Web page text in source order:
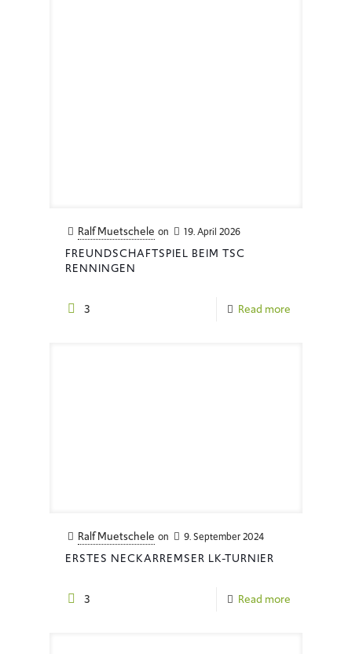
Ralf Muetschele on 19. April 2026
FREUNDSCHAFTSPIEL BEIM TSC
RENNINGEN
3 Read more
Ralf Muetschele on 9. September 2024
ERSTES NECKARREMSER LK-TURNIER
3 Read more